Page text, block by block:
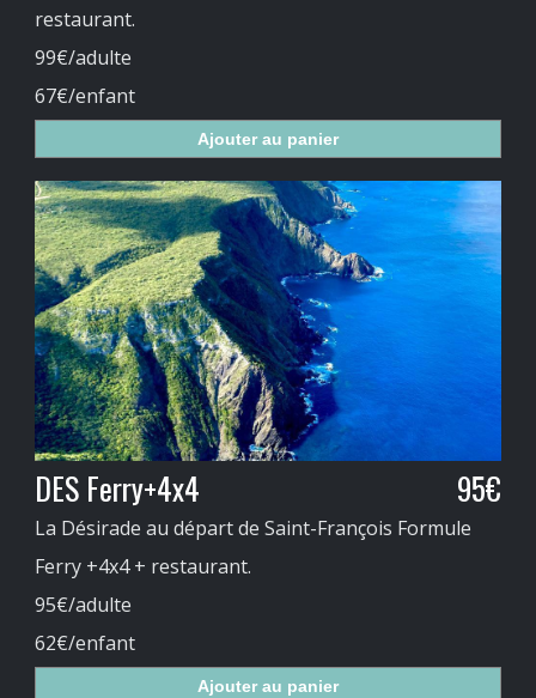
restaurant.
99€/adulte
67€/enfant
Ajouter au panier
95€
DES Ferry+4x4
La Désirade au départ de Saint-François Formule
Ferry +4x4 + restaurant.
95€/adulte
62€/enfant
Ajouter au panier